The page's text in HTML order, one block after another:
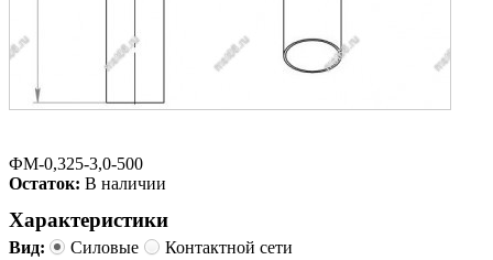
ФМ-0,325-3,0-500
Остаток: В наличии
Характеристики
Вид: Силовые
Контактной сети